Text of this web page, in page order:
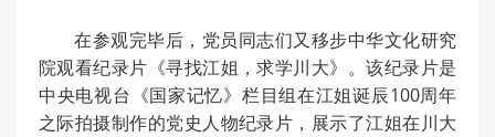
在参观完毕后，党员同志们又移步中华文化研究
院观看纪录片《寻找江姐，求学川大》。该纪录片是
中央电视台《国家记忆》栏目组在江姐诞辰100周年
之际拍摄制作的党史人物纪录片，展示了江姐在川大